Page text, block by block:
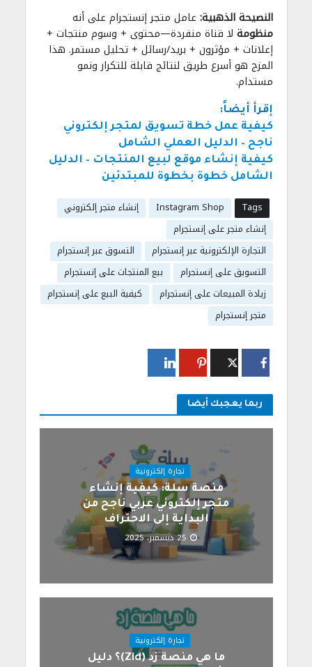
النصيحة الذهبية: عامل متجر إنستجرام على أنه
منظومة لا قناة منفردة—محتوى + وسوم منتجات +
إعلانات + مؤثرون + بريد/رسائل + تحليل مستمر. هذا
المزج هو أسرع طريق لنتائج قابلة للتكرار ونمو
مستدام.
إقرأ أيضاً:
كيفية عمل خطة تسويق لمتجر إلكتروني
ناجح – الدليل العملي الشامل
كيفية إنشاء موقع لبيع المنتجات – الدليل
الشامل خطوة بخطوة للمبتدئين
Tags
Instagram Shop
إنشاء متجر إلكتروني
إنشاء متجر على إنستجرام
التجارة الإلكترونية عبر إنستجرام
التسوق عبر إنستجرام
التسويق على إنستجرام
بيع المنتجات على إنستجرام
زيادة المبيعات على إنستجرام
كيفية البيع على إنستجرام
متجر إنستجرام
ربما يعجبك أيضا
تجارة إلكترونية
منصة سلة: كيفية إنشاء
متجر إلكتروني عربي ناجح من
البداية إلى الاحتراف
25 ديسمبر، 2025
تجارة إلكترونية
ما هي منصة زد (Zid)؟ دليل